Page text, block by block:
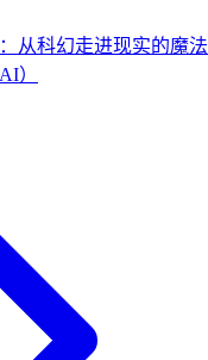
从科幻走进现实的魔法
）